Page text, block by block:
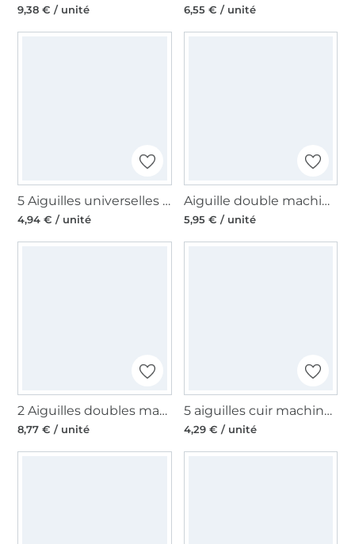
9,38 € / unité 6,55 € / unité
5 Aiguilles universelles machine à coudre Organ Needles 130/705 H, 90
4,94 € / unité
Aiguille double machine à coudre Organ, 130/705 H, 80/4mm
5,95 € / unité
2 Aiguilles doubles machine à coudre Organ, 130/705 H, 80/3mm
8,77 € / unité
5 aiguilles cuir machine à coudre Schmetz, 130/705 H-LL, 80 - 100
4,29 € / unité